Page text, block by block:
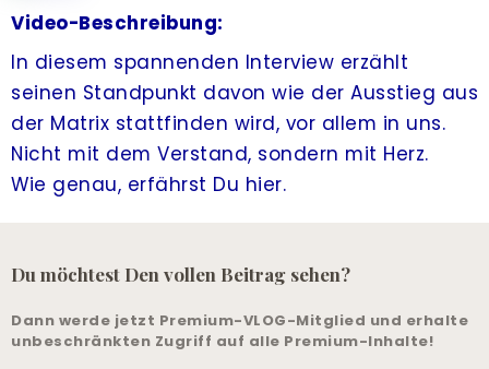
Video-Beschreibung:
In diesem spannenden Interview erzählt
seinen Standpunkt davon wie der Ausstieg aus
der Matrix stattfinden wird, vor allem in uns.
Nicht mit dem Verstand, sondern mit Herz.
Wie genau, erfährst Du hier.
Du möchtest Den vollen Beitrag sehen?
Dann werde jetzt Premium-VLOG-Mitglied und erhalte
unbeschränkten Zugriff auf alle Premium-Inhalte!